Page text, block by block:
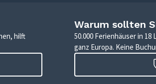
hilft
Warum sollten
50.000 Ferienhäuser in
ganz Europa. Keine